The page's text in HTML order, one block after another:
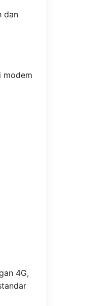
dan
modem
4G,